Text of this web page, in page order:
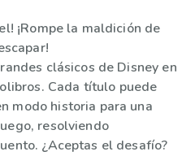
¡Rompe la maldición de
clásicos de Disney en
Cada título puede
modo historia para una
resolviendo
¿Aceptas el desafío?